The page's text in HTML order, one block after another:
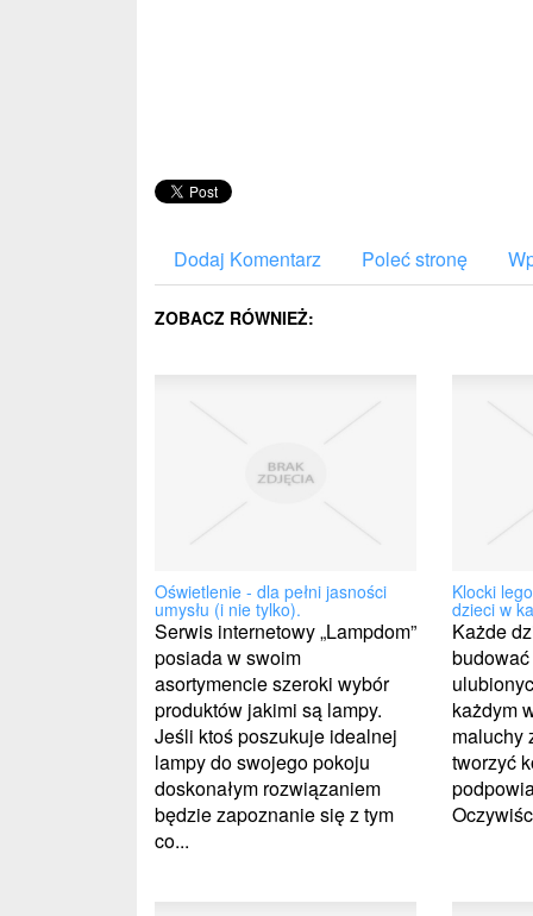
Dodaj Komentarz Poleć stronę
ZOBACZ RÓWNIEŻ:
Oświetlenie - dla pełni jasności
umysłu (i nie tylko).
Serwis internetowy „Lampdom”
posiada w swoim
asortymencie szeroki wybór
produktów jakimi są lampy.
Jeśli ktoś poszukuje idealnej
lampy do swojego pokoju
doskonałym rozwiązaniem
będzie zapoznanie się z tym
co...
Klocki
dzieci w
Każde
każdym
maluchy
tworzyć